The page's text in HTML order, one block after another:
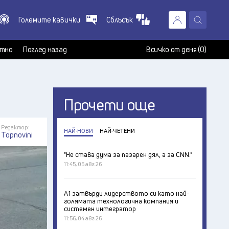
X
Големите кавички Сблъсък
Поглед назад Всичко от деня (0)
Редактор:
Topnovini
Прочети още
НАЙ-НОВИ НАЙ-ЧЕТЕНИ
"Не става дума за пазарен дял, а за CNN."
11:45, 05 авг 26
А1 затвърди лидерството си като най-
голямата технологична компания и
системен интегратор
11:56, 04 авг 26